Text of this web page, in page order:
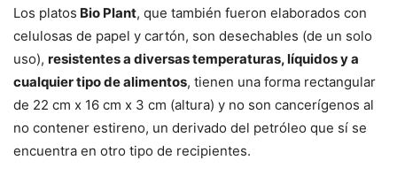
Los platos Bio Plant, que también fueron elaborados con
celulosas de papel y cartón, son desechables (de un solo
uso), resistentes a diversas temperaturas, líquidos y a
cualquier tipo de alimentos, tienen una forma rectangular
de 22 cm x 16 cm x 3 cm (altura) y no son cancerígenos al
no contener estireno, un derivado del petróleo que sí se
encuentra en otro tipo de recipientes.